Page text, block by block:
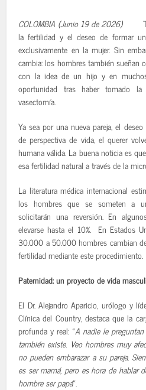
COLOMBIA (Junio 19 de 2026)
la fertilidad y el deseo de formar
exclusivamente en la mujer. Sin
cambia: los hombres también sueñan
con la idea de un hijo y en
oportunidad tras haber tomado
vasectomía.
Ya sea por una nueva pareja, el
de perspectiva de vida, el querer
humana válida. La buena noticia es
esa fertilidad natural a través de la
La literatura médica internacional
los hombres que se someten a
solicitarán una reversión. En
elevarse hasta el 10%. En Estados
30.000 a 50.000 hombres cambian
fertilidad mediante este procedimiento.
Paternidad: un proyecto de vida
El Dr. Alejandro Aparicio, urólogo y
Clínica del Country, destaca que la
profunda y real: «A nadie le
también existe. Veo hombres muy
no pueden embarazar a su pareja.
es ser mamá, pero es hora de hablar
hombre ser papá«.